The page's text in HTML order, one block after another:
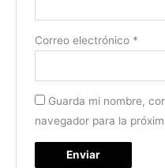
Correo electrónico *
Guarda mi nombre,
navegador para la